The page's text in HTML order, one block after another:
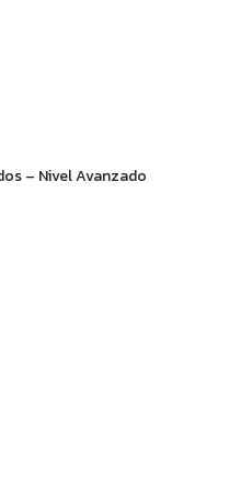
– Nivel Avanzado